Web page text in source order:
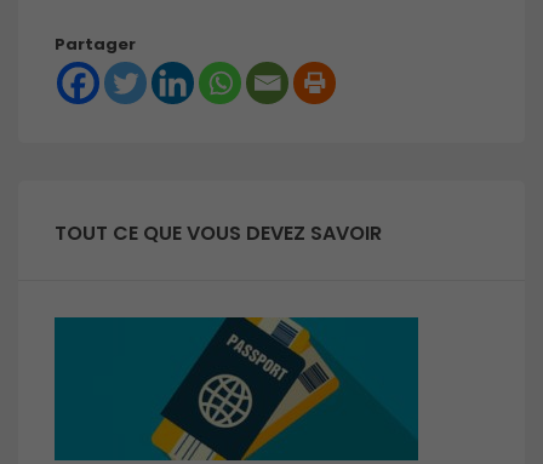
Partager
TOUT CE QUE VOUS DEVEZ SAVOIR